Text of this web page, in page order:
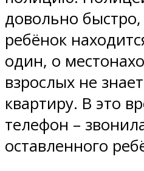
довольно
ребёнок
один, о
взрослых не
квартиру. В это
телефон –
оставленного